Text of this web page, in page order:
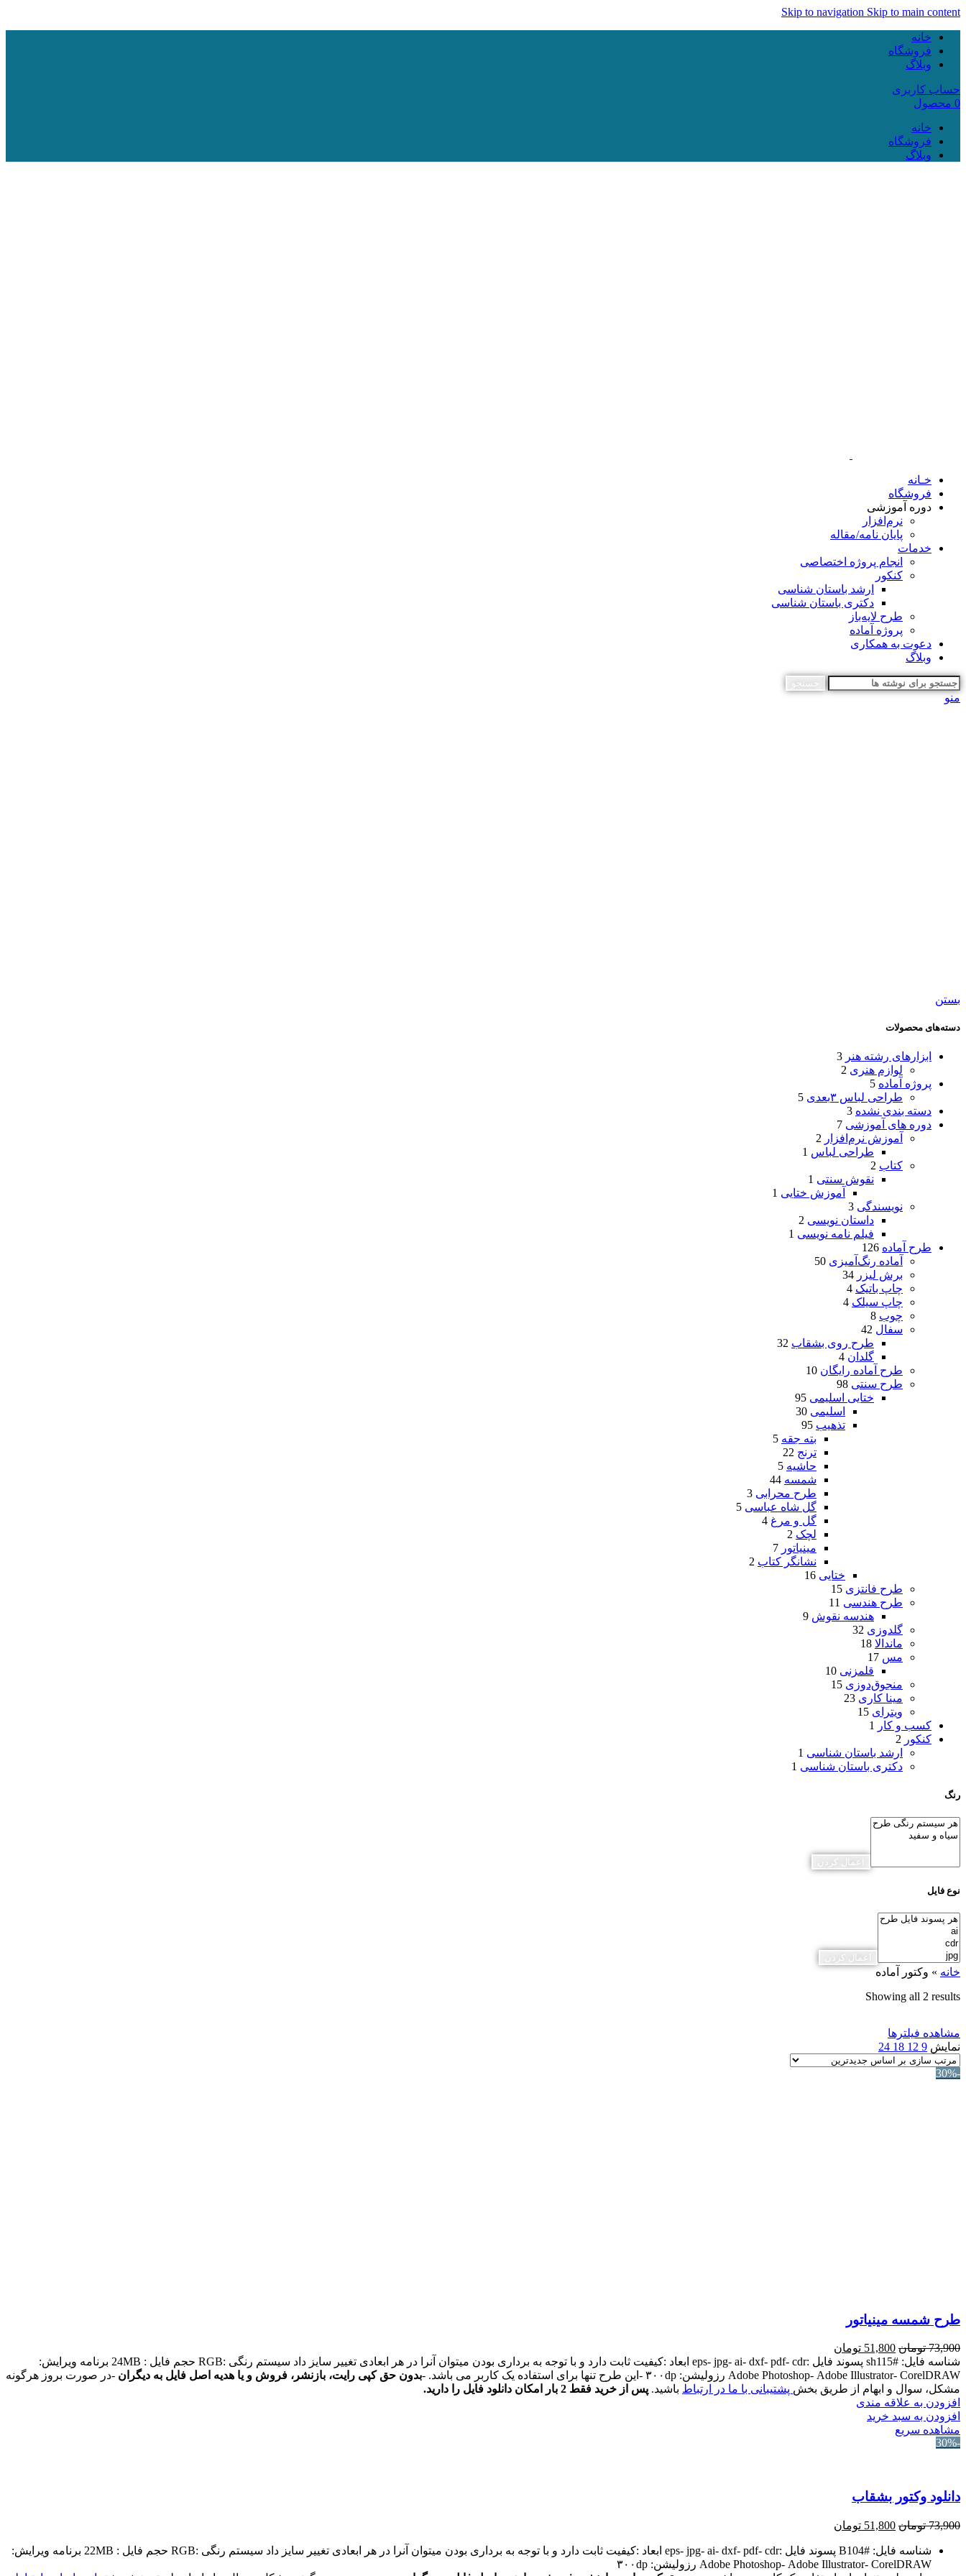
Skip to navigation Skip to main content
خانه
فروشگاه
وبلاگ
حساب کاربری
0 محصول
خانه
فروشگاه
وبلاگ
خـانه
فروشگاه
دوره آموزشی
نرم‌افزار
پایان نامه/مقاله
خدمات
انجام پروژه اختصاصی
کنکور
ارشد باستان شناسی
دکتری باستان شناسی
طرح لایه‌باز
پروژه آماده
دعوت به همکاری
وبلاگ
جستجو
منو
بستن
دسته‌های محصولات
ابزارهای رشته هنر 3
لوازم هنری 2
پروژه آماده 5
طراحی لباس ۳بعدی
5
دسته بندی نشده 3
دوره های آموزشی 7
آموزش نرم‌افزار 2
طراحی لباس 1
کتاب 2
نقوش سنتی 1
آموزش ختایی 1
نویسندگی 3
داستان نویسی 2
فیلم نامه نویسی 1
طرح آماده 126
آماده رنگ‌آمیزی 50
برش لیزر 34
چاپ باتیک 4
چاپ سیلک 4
چوب 8
سفال 42
طرح روی بشقاب 32
گلدان 4
طرح آماده رایگان 10
طرح سنتی 98
ختایی اسلیمی 95
اسلیمی 30
تذهیب 95
بته جقه 5
ترنج 22
حاشیه 5
شمسه 44
طرح محرابی 3
گل شاه عباسی 5
گل و مرغ 4
لچک 2
مینیاتور 7
نشانگر کتاب 2
ختایی 16
طرح فانتزی 15
طرح هندسی 11
هندسه نقوش 9
گلدوزی 32
ماندالا 18
مس 17
قلمزنی 10
منجوق‌دوزی 15
مینا کاری 23
ویترای 15
کسب و کار
1
کنکور 2
ارشد باستان شناسی 1
دکتری باستان شناسی 1
رنگ
اعمال کردن
نوع فایل
اعمال کردن
خانه » وکتور آماده
Showing all 2 results
مشاهده فیلترها
نمایش 9
12
18
24
-30%
طرح شمسه مینیاتور
73,900 تومان 51,800 تومان
شناسه فایل: #sh115 پسوند فایل :eps- jpg- ai- dxf- pdf- cdr ابعاد :کیفیت ثابت دارد و با توجه به برداری بودن میتوان آنرا در هر ابعادی تغییر سایز داد سیستم رنگی :RGB حجم فایل : 24MB برنامه ویرایش:
Adobe Photoshop- Adobe Illustrator- CorelDRAW رزولیشن: ۳۰۰dp -این طرح تنها برای استفاده یک کاربر می باشد. -
بدون حق کپی رایت، بازنشر، فروش و یا هدیه اصل فایل به دیگران -در صورت بروز هرگونه
مشکل، سوال و ابهام از طریق بخش پشتیبانی با ما در ارتباط باشید. پس از خرید فقط 2 بار امکان دانلود فایل را دارید.
افزودن به علاقه مندی
افزودن به سبد خرید
مشاهده سریع
-30%
دانلود وکتور بشقاب
73,900 تومان 51,800 تومان
شناسه فایل: #B104 پسوند فایل :eps- jpg- ai- dxf- pdf- cdr ابعاد :کیفیت ثابت دارد و با توجه به برداری بودن میتوان آنرا در هر ابعادی تغییر سایز داد سیستم رنگی :RGB حجم فایل : 22MB برنامه ویرایش:
Adobe Photoshop- Adobe Illustrator- CorelDRAW رزولیشن: ۳۰۰dp